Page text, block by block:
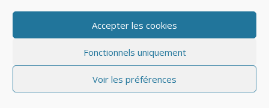
Accepter les cookies
Fonctionnels uniquement
Voir les préférences